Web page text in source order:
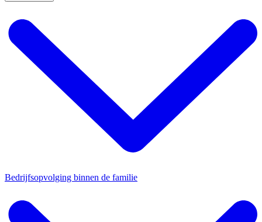
Bedrijfsopvolging binnen de familie